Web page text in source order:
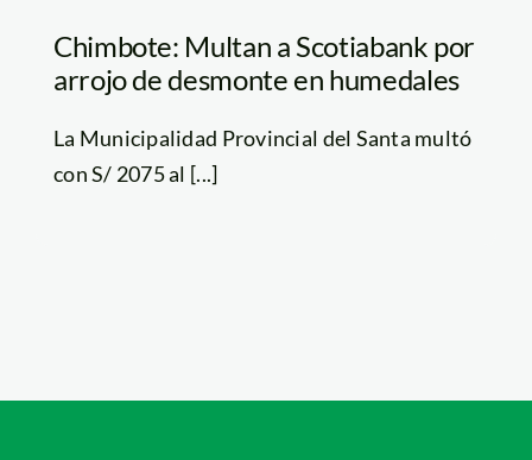
Chimbote: Multan a Scotiabank por
arrojo de desmonte en humedales
La Municipalidad Provincial del Santa multó
con S/ 2075 al [...]